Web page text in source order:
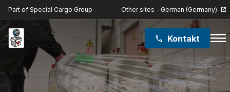
Part of Special Cargo Group Other sites - German (Germany) open_in_new
phone Kontakt menu
Special Cargo Group